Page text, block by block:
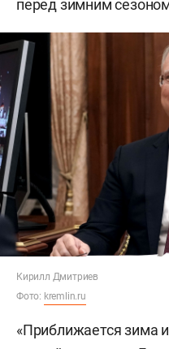
перед зимним
Кирилл Дмитриев
Фото: kremlin.ru
«Приближается зима